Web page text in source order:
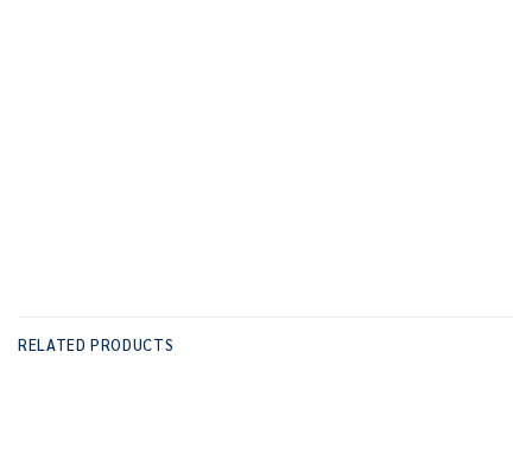
RELATED PRODUCTS